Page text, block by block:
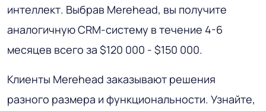
интеллект. Выбрав Merehead, вы получите
аналогичную CRM-систему в течение 4-6
месяцев всего за $120 000 - $150 000.
Клиенты Merehead заказывают решения
разного размера и функциональности. Узнайте,